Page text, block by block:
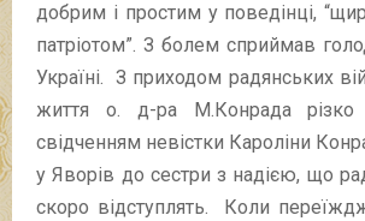
добрим і простим у поведінці,
патріотом”. З болем сприймав
Україні. З приходом радянських
життя о. д-ра М.Конрада різко
свідченням невістки Кароліни
у Яворів до сестри з надією, що
скоро відступлять. Коли